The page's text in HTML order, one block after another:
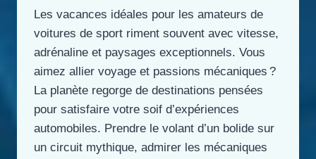
Les vacances idéales pour les amateurs de
voitures de sport riment souvent avec vitesse,
adrénaline et paysages exceptionnels. Vous
aimez allier voyage et passions mécaniques ?
La planète regorge de destinations pensées
pour satisfaire votre soif d’expériences
automobiles. Prendre le volant d’un bolide sur
un circuit mythique, admirer les mécaniques